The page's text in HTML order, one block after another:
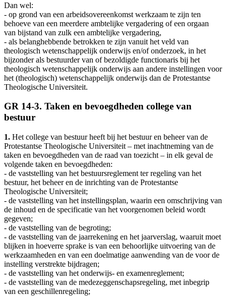
Dan wel:
- op grond van een arbeidsovereenkomst werkzaam te zijn ten
behoeve van een meerdere ambtelijke vergadering of een orgaan
van bijstand van zulk een ambtelijke vergadering,
- als belanghebbende betrokken te zijn vanuit het veld van
theologisch wetenschappelijk onderwijs en/of onderzoek, in het
bijzonder als bestuurder van of bezoldigde functionaris bij het
theologisch wetenschappelijk onderwijs aan andere instellingen voor
het (theologisch) wetenschappelijk onderwijs dan de Protestantse
Theologische Universiteit.
GR 14-3. Taken en bevoegdheden college van
bestuur
1. Het college van bestuur heeft bij het bestuur en beheer van de
Protestantse Theologische Universiteit – met inachtneming van de
taken en bevoegdheden van de raad van toezicht – in elk geval de
volgende taken en bevoegdheden:
- de vaststelling van het bestuursreglement ter regeling van het
bestuur, het beheer en de inrichting van de Protestantse
Theologische Universiteit;
- de vaststelling van het instellingsplan, waarin een omschrijving van
de inhoud en de specificatie van het voorgenomen beleid wordt
gegeven;
- de vaststelling van de begroting;
- de vaststelling van de jaarrekening en het jaarverslag, waaruit moet
blijken in hoeverre sprake is van een behoorlijke uitvoering van de
werkzaamheden en van een doelmatige aanwending van de voor de
instelling verstrekte bijdragen;
- de vaststelling van het onderwijs- en examenreglement;
- de vaststelling van de medezeggenschapsregeling, met inbegrip
van een geschillenregeling;